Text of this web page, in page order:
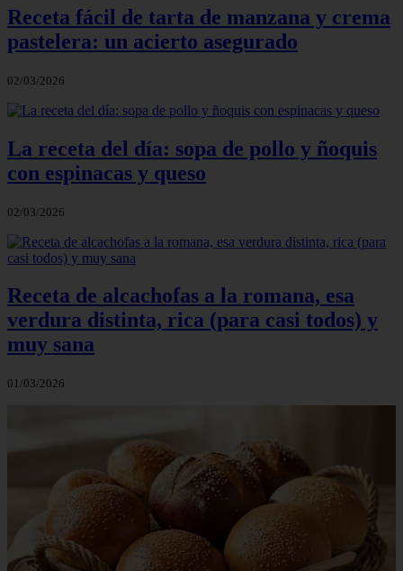
Receta fácil de tarta de manzana y crema
pastelera: un acierto asegurado
02/03/2026
La receta del día: sopa de pollo y ñoquis
con espinacas y queso
02/03/2026
Receta de alcachofas a la romana, esa
verdura distinta, rica (para casi todos) y
muy sana
01/03/2026